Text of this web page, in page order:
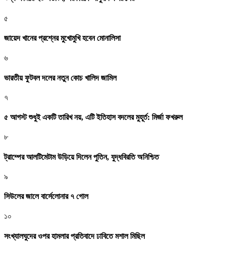
৫
জায়েদ খানের প্রশ্নের মুখোমুখি হবেন মোনালিসা
৬
ভারতীয় ফুটবল দলের নতুন কোচ খালিদ জামিল
৭
৫ আগস্ট শুধুই একটি তারিখ নয়, এটি ইতিহাস বদলের মুহূর্ত: মির্জা ফখরুল
৮
ট্রাম্পের আলটিমেটাম উড়িয়ে দিলেন পুতিন, যুদ্ধবিরতি অনিশ্চিত
৯
সিউলের জালে বার্সেলোনার ৭ গোল
১০
সংখ্যালঘুদের ওপর হামলার প্রতিবাদে ঢাবিতে মশাল মিছিল